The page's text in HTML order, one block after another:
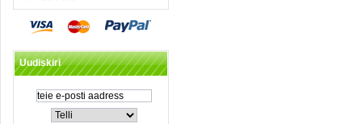
Uudiskiri